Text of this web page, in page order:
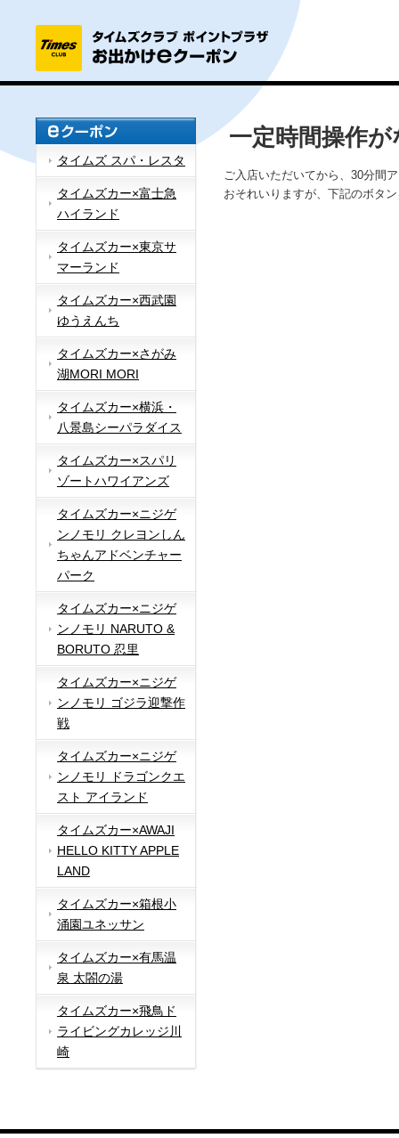
タイムズ スパ・レスタ
タイムズカー×富士急
ハイランド
タイムズカー×東京サ
マーランド
タイムズカー×西武園
ゆうえんち
タイムズカー×さがみ
湖MORI MORI
タイムズカー×横浜・
八景島シーパラダイス
タイムズカー×スパリ
ゾートハワイアンズ
タイムズカー×ニジゲ
ンノモリ クレヨンしん
ちゃんアドベンチャー
パーク
タイムズカー×ニジゲ
ンノモリ NARUTO &
BORUTO 忍里
タイムズカー×ニジゲ
ンノモリ ゴジラ迎撃作
戦
タイムズカー×ニジゲ
ンノモリ ドラゴンクエ
スト アイランド
タイムズカー×AWAJI
HELLO KITTY APPLE
LAND
タイムズカー×箱根小
涌園ユネッサン
タイムズカー×有馬温
泉 太閤の湯
タイムズカー×飛鳥ド
ライビングカレッジ川
崎
一定時間操作
ご入店いただいてから、30分間
おそれいりますが、下記のボタ